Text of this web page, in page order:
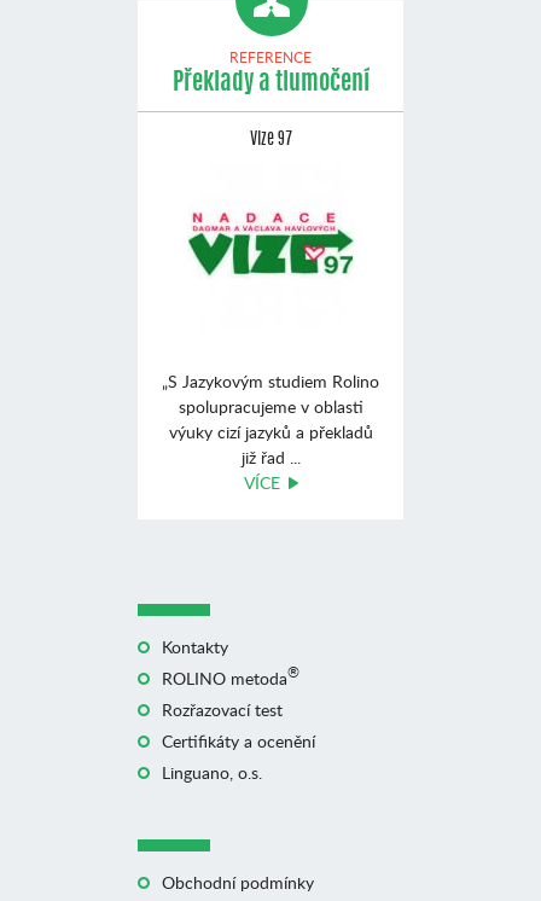
REFERENCE
Překlady a tlumočení
Vize 97
„S Jazykovým studiem Rolino
spolupracujeme v oblasti
výuky cizí jazyků a překladů
již řad ...
VÍCE
Kontakty
ROLINO metoda®
Rozřazovací test
Certifikáty a ocenění
Linguano, o.s.
Obchodní podmínky